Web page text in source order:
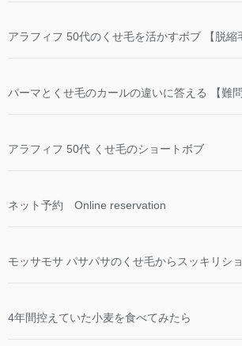
アラフィフ 50代のくせ毛を活かすボブ 【脱縮
パーマとくせ毛のカールの違いに答える 【難問
アラフィフ 50代 くせ毛のショートボブ
ネット予約 Online reservation
モッサモサ パサパサのくせ毛からスッキリシ
4年間控えていた小麦を食べてみたら